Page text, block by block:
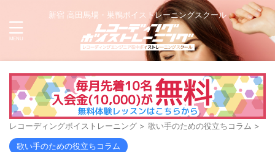
新宿 高田馬場・巣鴨ボイストレーニングスクール
レコーディングボイストレーニング > 歌い手のための役立ちコラム >
歌い手のための役立ちコラム